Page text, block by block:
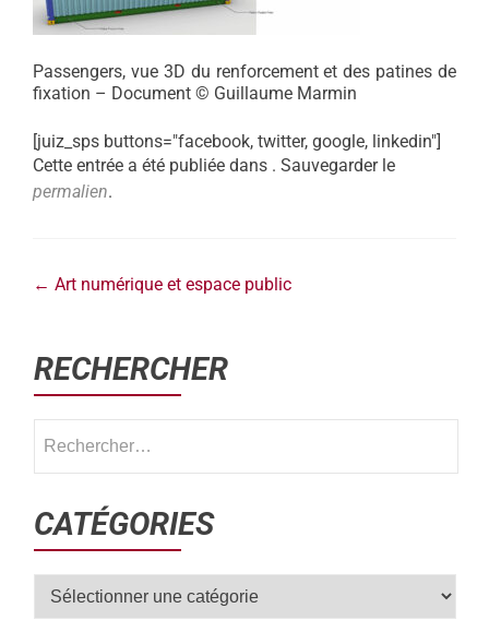
Passengers, vue 3D du renforcement et des patines de
fixation – Document © Guillaume Marmin
[juiz_sps buttons="facebook, twitter, google, linkedin"]
Cette entrée a été publiée dans . Sauvegarder le
permalien.
← Art numérique et espace public
RECHERCHER
CATÉGORIES